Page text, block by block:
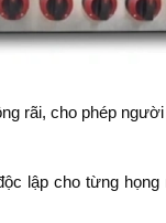
rãi, cho phép
lập cho từng